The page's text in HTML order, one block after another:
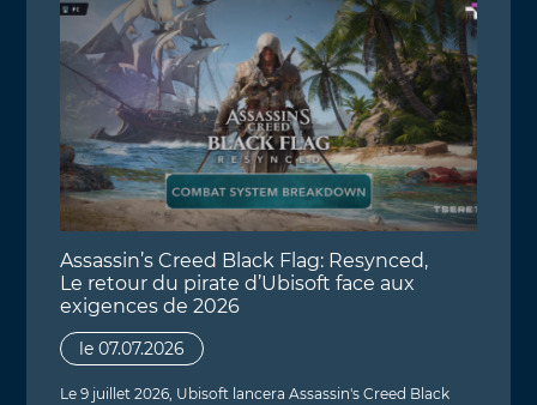
Assassin’s Creed Black Flag: Resynced,
Le retour du pirate d’Ubisoft face aux
exigences de 2026
le 07.07.2026
Le 9 juillet 2026, Ubisoft lancera Assassin's Creed Black